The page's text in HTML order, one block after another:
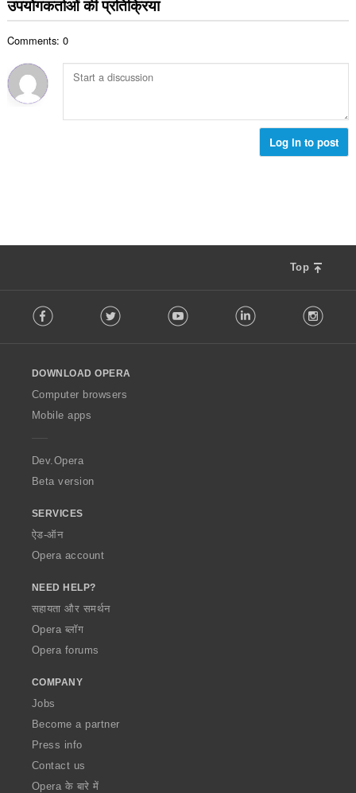
:की
सं
ख्या
Comments: 0
Log in to post
Top
o
w
O
p
a
Facebook Twitter Youtube LinkedIn
DOWNLOAD OPERA
Computer browsers
Mobile apps
Dev.Opera
Beta version
SERVICES
ऐड-ऑन
Opera account
NEED HELP?
सहायता और समर्थन
Opera ब्लॉग
Opera forums
COMPANY
Jobs
Become a partner
Press info
Contact us
Opera के बारे में